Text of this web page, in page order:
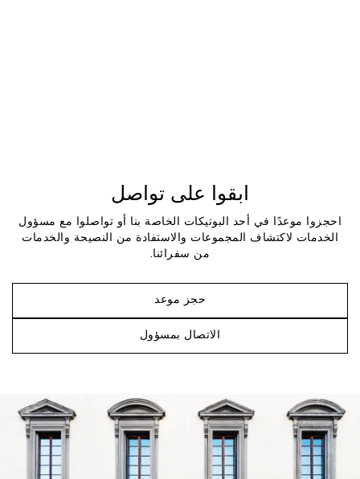
ابقوا على تواصل
احجزوا موعدًا في أحد البوتيكات الخاصة بنا أو تواصلوا مع مسؤول
الخدمات لاكتشاف المجموعات والاستفادة من النصيحة والخدمات
من سفرائنا.
حجز موعد
الاتصال بمسؤول